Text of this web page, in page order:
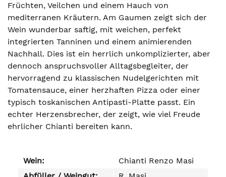
Früchten, Veilchen und einem Hauch von
mediterranen Kräutern. Am Gaumen zeigt sich der
Wein wunderbar saftig, mit weichen, perfekt
integrierten Tanninen und einem animierenden
Nachhall. Dies ist ein herrlich unkomplizierter, aber
dennoch anspruchsvoller Alltagsbegleiter, der
hervorragend zu klassischen Nudelgerichten mit
Tomatensauce, einer herzhaften Pizza oder einer
typisch toskanischen Antipasti-Platte passt. Ein
echter Herzensbrecher, der zeigt, wie viel Freude
ehrlicher Chianti bereiten kann.
Wein:
Chianti Renzo Masi